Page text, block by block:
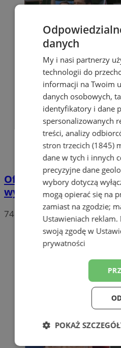
Oficjalne wyniki
wygrywa Rafał
74
danych
My i nasi partnerzy
technologii do
informacji na Twoim
danych osobowych,
identyfikatory i dane
spersonalizowanych
treści, analizy
stron trzecich (1845)
dane w tych i innych
precyzyjne dane
wybory dotyczą
mogą opierać się na
zamiast na zgodzie;
Ustawieniach reklam.
swoją zgodę w
prywatności
POKAŻ